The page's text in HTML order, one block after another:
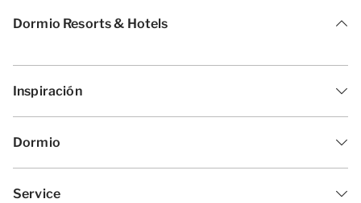
Dormio Resorts & Hotels
Inspiración
Dormio
Service